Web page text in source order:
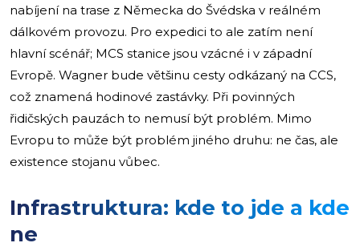
nabíjení na trase z Německa do Švédska v reálném
dálkovém provozu. Pro expedici to ale zatím není
hlavní scénář; MCS stanice jsou vzácné i v západní
Evropě. Wagner bude většinu cesty odkázaný na CCS,
což znamená hodinové zastávky. Při povinných
řidičských pauzách to nemusí být problém. Mimo
Evropu to může být problém jiného druhu: ne čas, ale
existence stojanu vůbec.
Infrastruktura: kde to jde a kde
ne